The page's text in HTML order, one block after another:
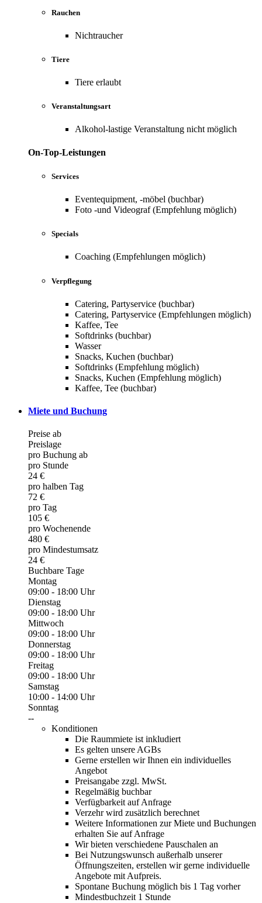
Rauchen
Nichtraucher
Tiere
Tiere erlaubt
Veranstaltungsart
Alkohol-lastige Veranstaltung nicht möglich
On-Top-Leistungen
Services
Eventequipment, -möbel (buchbar)
Foto -und Videograf (Empfehlung möglich)
Specials
Coaching (Empfehlungen möglich)
Verpflegung
Catering, Partyservice (buchbar)
Catering, Partyservice (Empfehlungen möglich)
Kaffee, Tee
Softdrinks (buchbar)
Wasser
Snacks, Kuchen (buchbar)
Softdrinks (Empfehlung möglich)
Snacks, Kuchen (Empfehlung möglich)
Kaffee, Tee (buchbar)
Miete und Buchung
Preise ab
Preislage
pro Buchung ab
pro Stunde
24 €
pro halben Tag
72 €
pro Tag
105 €
pro Wochenende
480 €
pro Mindestumsatz
24 €
Buchbare Tage
Montag
09:00 - 18:00 Uhr
Dienstag
09:00 - 18:00 Uhr
Mittwoch
09:00 - 18:00 Uhr
Donnerstag
09:00 - 18:00 Uhr
Freitag
09:00 - 18:00 Uhr
Samstag
10:00 - 14:00 Uhr
Sonntag
--
Konditionen
Die Raummiete ist inkludiert
Es gelten unsere AGBs
Gerne erstellen wir Ihnen ein individuelles
Angebot
Preisangabe zzgl. MwSt.
Regelmäßig buchbar
Verfügbarkeit auf Anfrage
Verzehr wird zusätzlich berechnet
Weitere Informationen zur Miete und Buchungen
erhalten Sie auf Anfrage
Wir bieten verschiedene Pauschalen an
Bei Nutzungswunsch außerhalb unserer
Öffnungszeiten, erstellen wir gerne individuelle
Angebote mit Aufpreis.
Spontane Buchung möglich bis 1 Tag vorher
Mindestbuchzeit 1 Stunde